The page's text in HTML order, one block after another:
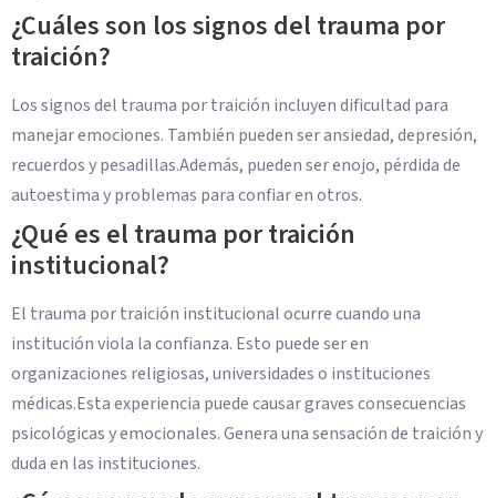
¿Cuáles son los signos del trauma por
traición?
Los signos del trauma por traición incluyen dificultad para
manejar emociones. También pueden ser ansiedad, depresión,
recuerdos y pesadillas.Además, pueden ser enojo, pérdida de
autoestima y problemas para confiar en otros.
¿Qué es el trauma por traición
institucional?
El trauma por traición institucional ocurre cuando una
institución viola la confianza. Esto puede ser en
organizaciones religiosas, universidades o instituciones
médicas.Esta experiencia puede causar graves consecuencias
psicológicas y emocionales. Genera una sensación de traición y
duda en las instituciones.